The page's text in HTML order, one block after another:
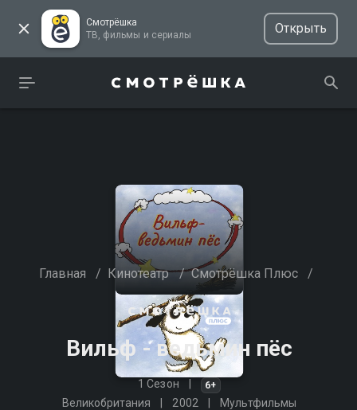
Смотрёшка
ТВ, фильмы и сериалы
Открыть
Главная / Кинотеатр / Смотрёшка Плюс /
Вильф - ведьмин пёс
1 Сезон 6+
Великобритания 2002 Мультфильмы